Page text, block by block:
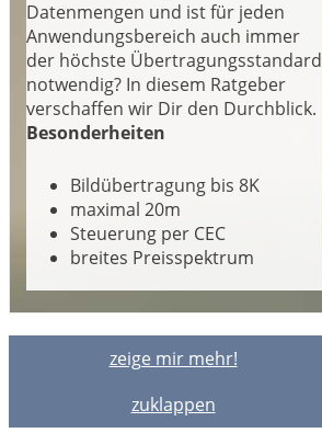
Datenmengen und ist für jeden
Anwendungsbereich auch immer
der höchste Übertragungsstandard
notwendig? In diesem Ratgeber
verschaffen wir Dir den Durchblick.
Besonderheiten
Bildübertragung bis 8K
maximal 20m
Steuerung per CEC
breites Preisspektrum
zeige mir mehr!
zuklappen